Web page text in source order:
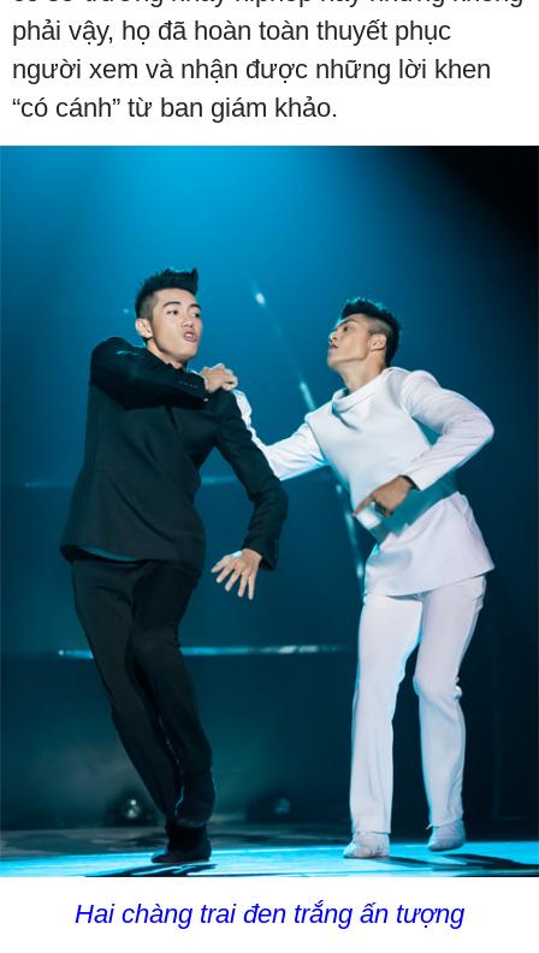
phải vậy, họ đã hoàn toàn thuyết phục
người xem và nhận được những lời khen
“có cánh” từ ban giám khảo.
Hai chàng trai đen trắng ấn tượng